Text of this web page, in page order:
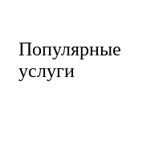
Популярные
услуги